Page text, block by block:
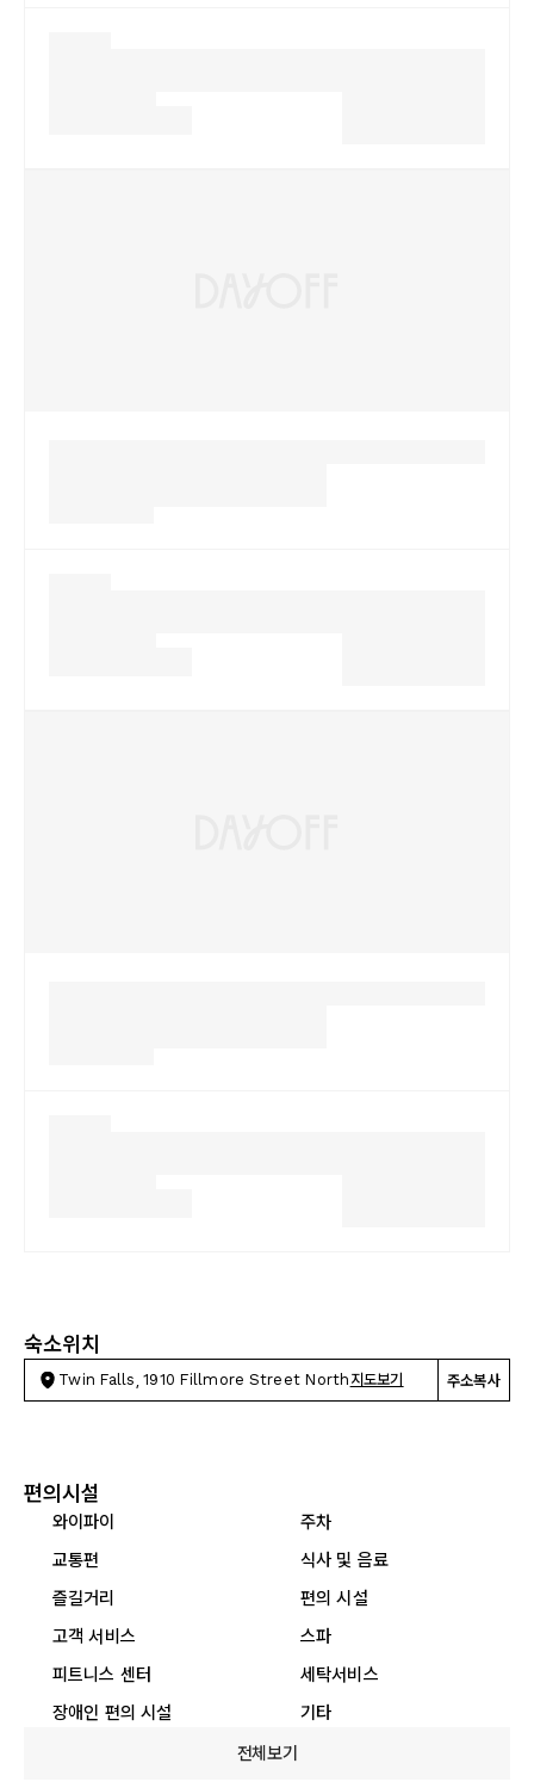
숙소위치
Twin Falls, 1910 Fillmore Street North 지도보기 주소복사
편의시설
와이파이
주차
교통편
식사 및 음료
즐길거리
편의 시설
고객 서비스
스파
피트니스 센터
세탁서비스
장애인 편의 시설
기타
전체보기